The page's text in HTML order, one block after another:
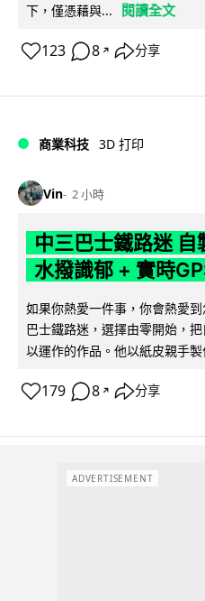
下，僅憑藉與...
閱讀全文
123 8 ↗ 分享
商業科技 3D 打印
Vin 2 小時
中三巴士鐵路迷
水撥識郁 + 實時
如果你熱愛一件事，你會熱愛
巴士鐵路迷，選擇由零開始，
以運作的作品。他以紙皮親手
179 8 ↗ 分享
ADVERTISEMENT